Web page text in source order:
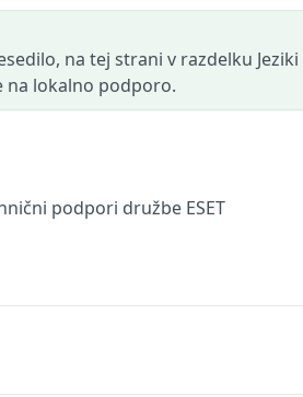
na tej strani v razdelku Jeziki
na lokalno podporo.
podpori družbe ESET